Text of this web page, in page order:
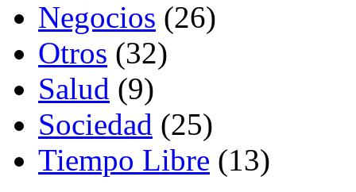
Negocios (26)
Otros (32)
Salud (9)
Sociedad (25)
Tiempo Libre (13)